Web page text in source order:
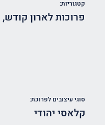
קטגוריות:
פרוכות לארון קודש,
סוגי עיצובים לפרוכת:
קלאסי יהודי